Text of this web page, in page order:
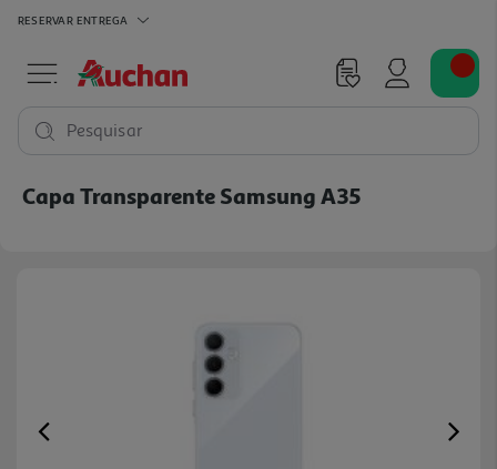
RESERVAR ENTREGA
Pesquisar
Capa Transparente Samsung A35
Previous